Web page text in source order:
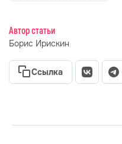
Автор статьи
Борис Ирискин
Ссылка